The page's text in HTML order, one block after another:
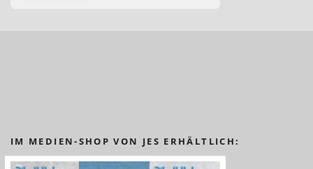
IM MEDIEN-SHOP VON JES ERHÄLTLICH: